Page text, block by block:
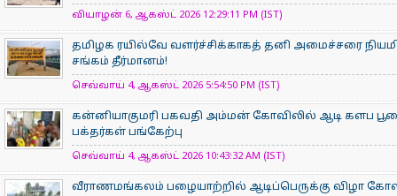
வியாழன் 6, ஆகஸ்ட் 2026 12:29:11 PM (IST)
தமிழக ரயில்வே வளர்ச்சிக்காகத் தனி அமைச்சரை
சங்கம் தீர்மானம்!
செவ்வாய் 4, ஆகஸ்ட் 2026 5:54:50 PM (IST)
கன்னியாகுமரி பகவதி அம்மன் கோவிலில் ஆடி களப
பக்தர்கள் பங்கேற்பு
செவ்வாய் 4, ஆகஸ்ட் 2026 10:43:32 AM (IST)
வீராணமங்கலம் பழையாற்றில் ஆடிப்பெருக்கு விழா